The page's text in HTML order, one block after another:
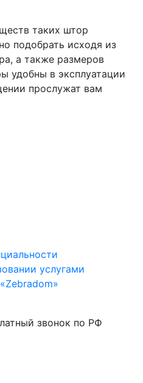
таких штор
подобрать исходя из
а также размеров
удобны в эксплуатации
прослужат вам
услугами
звонок по РФ